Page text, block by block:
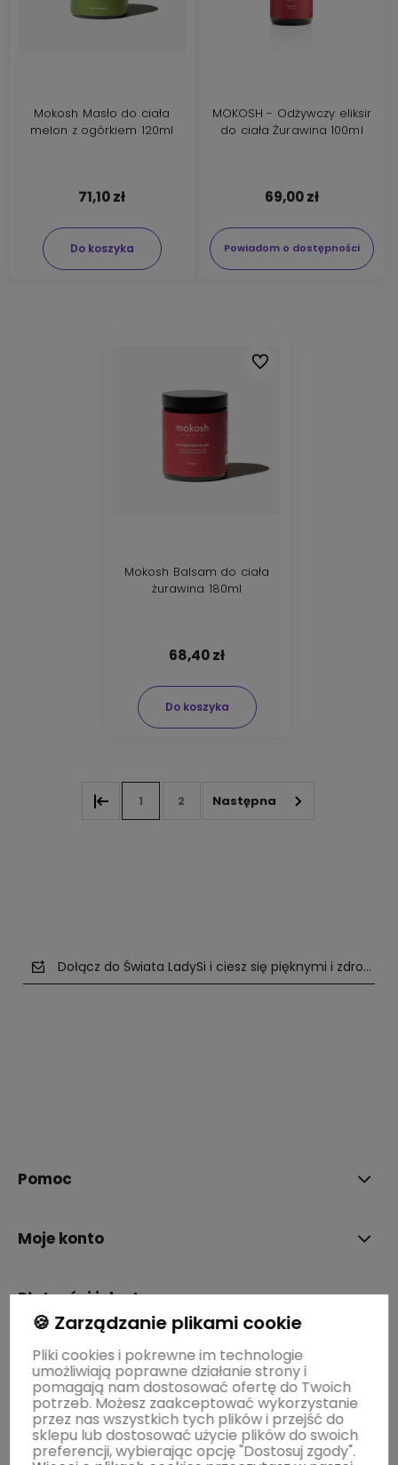
Mokosh Masło do ciała
melon z ogórkiem 120ml
71,10 zł
Do koszyka
MOKOSH - Odżywczy eliksir
do ciała Żurawina 100ml
69,00 zł
Powiadom o dostępności
Mokosh Balsam do ciała
żurawina 180ml
68,40 zł
Do koszyka
Do ulubionych
1 2
Dołącz do Świata LadySi i ciesz się pięknymi i
Pomoc
Moje konto
Płatności i dostawa
Informacje
O nas
🍪 Zarządzanie plikami cookie
Pliki cookies i pokrewne im technologie
umożliwiają poprawne działanie strony i
pomagają nam dostosować ofertę do Twoich
potrzeb. Możesz zaakceptować wykorzystanie
przez nas wszystkich tych plików i przejść do
sklepu lub dostosować użycie plików do swoich
preferencji, wybierając opcję "Dostosuj zgody".